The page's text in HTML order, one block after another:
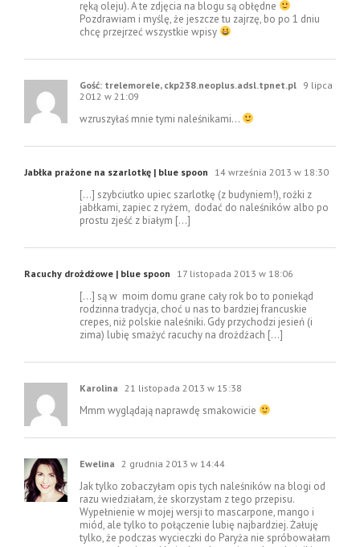
ręką oleju). A te zdjęcia na blogu są obłędne
Pozdrawiam i myślę, że jeszcze tu zajrzę, bo po 1 dniu
chcę przejrzeć wszystkie wpisy
Gość: trelemorele, ckp238.neoplus.adsl.tpnet.pl 9 lipca
2012 w 21:09
wzruszyłaś mnie tymi naleśnikami…
Jabłka prażone na szarlotkę | blue spoon 14 września 2013 w 18:30
[…] szybciutko upiec szarlotkę (z budyniem!), rożki z
jabłkami, zapiec z ryżem, dodać do naleśników albo po
prostu zjeść z białym […]
Racuchy drożdżowe | blue spoon 17 listopada 2013 w 18:06
[…] są w moim domu grane cały rok bo to poniekąd
rodzinna tradycja, choć u nas to bardziej francuskie
crepes, niż polskie naleśniki. Gdy przychodzi jesień (i
zima) lubię smażyć racuchy na drożdżach […]
Karolina 21 listopada 2013 w 15:38
Mmm wyglądają naprawdę smakowicie
Ewelina 2 grudnia 2013 w 14:44
Jak tylko zobaczyłam opis tych naleśników na blogi od
razu wiedziałam, że skorzystam z tego przepisu.
Wypełnienie w mojej wersji to mascarpone, mango i
miód, ale tylko to połączenie lubię najbardziej. Żałuję
tylko, że podczas wycieczki do Paryża nie spróbowałam